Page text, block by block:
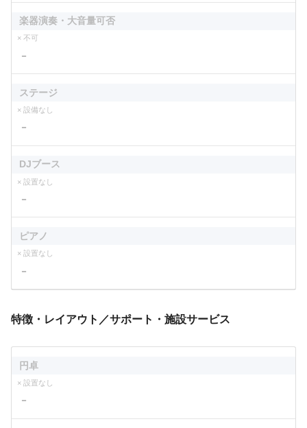
楽器演奏・大音量可否
× 不可
－
ステージ
× 設備なし
－
DJブース
× 設置なし
－
ピアノ
× 設置なし
－
特徴・レイアウト／サポート・施設サービス
円卓
× 設置なし
－